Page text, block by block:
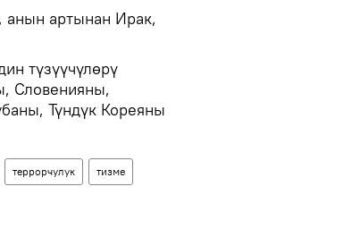
анын артынан Ирак,
түзүүчүлөрү
Словенияны,
Түндүк Кореяны
террорчулук тизме